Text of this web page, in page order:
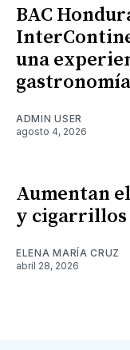
BAC
una
ADMIN USER
agosto 4, 2026
Aumentan
y cigarrillos
ELENA MARÍA CRUZ
abril 28, 2026